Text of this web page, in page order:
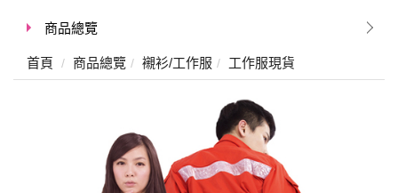
商品總覽
首頁 商品總覽 襯衫/工作服 工作服現貨